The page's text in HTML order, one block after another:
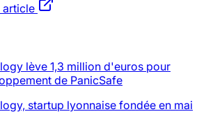
article
lève 1,3 million d'euros pour
de PanicSafe
startup lyonnaise fondée en mai